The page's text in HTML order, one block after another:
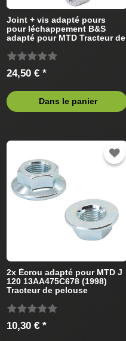
Joint + vis adapté pours
pour léchappement B&S
adapté pour MTD Tracteur de
24,50 € *
Dans le panier
2x Écrou adapté pour MTD J
120 13AA475C678 (1998)
Tracteur de pelouse
10,30 € *